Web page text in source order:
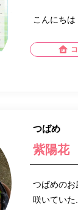
こんにち
つばめ
紫陽花
つばめの
咲いていた...